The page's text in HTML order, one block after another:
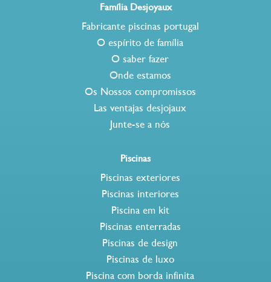
Família Desjoyaux
Fabricante piscinas portugal
O espírito de família
O saber fazer
Onde estamos
Os Nossos compromissos
Las ventajas desjojaux
Junte-se a nós
Piscinas
Piscinas exteriores
Piscinas interiores
Piscina em kit
Piscinas enterradas
Piscinas de design
Piscinas de luxo
Piscina com borda infinita